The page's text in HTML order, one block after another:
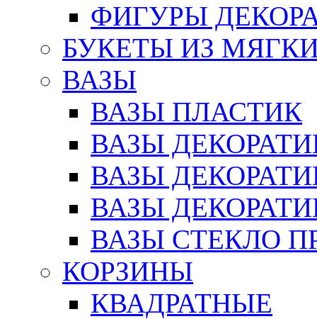
ФИГУРЫ
БУКЕТЫ ИЗ
ВАЗЫ
ВАЗЫ ПЛАСТИК
ВАЗЫ
ВАЗЫ
ВАЗЫ
ВАЗЫ СТЕКЛО
КОРЗИНЫ
КВАДРАТНЫЕ